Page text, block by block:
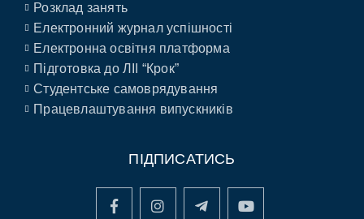
Розклад занять
Електронний журнал успішності
Електронна освітня платформа
Підготовка до ЛІІ “Крок”
Студентське самоврядування
Працевлаштування випускників
ПІДПИСАТИСЬ